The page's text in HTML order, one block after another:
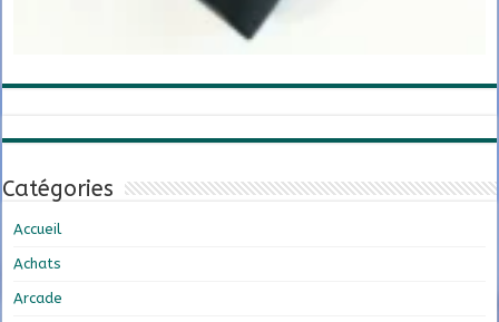
Catégories
Accueil
Achats
Arcade